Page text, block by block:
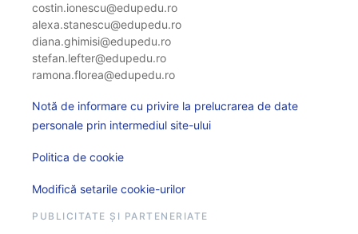
costin.ionescu@edupedu.ro
alexa.stanescu@edupedu.ro
diana.ghimisi@edupedu.ro
stefan.lefter@edupedu.ro
ramona.florea@edupedu.ro
Notă de informare cu privire la prelucrarea de date
personale prin intermediul site-ului
Politica de cookie
Modifică setarile cookie-urilor
PUBLICITATE ȘI PARTENERIATE